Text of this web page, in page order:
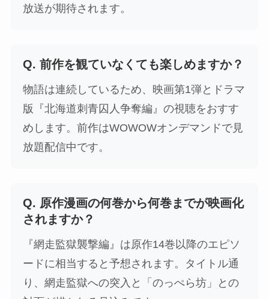
放送が期待されます。
Q. 前作を観ていなくても楽しめますか？
物語は連続しているため、映画第1弾とドラマ
版『北海道刺青囚人争奪編』の視聴をおすす
めします。前作はWOWOWオンデマンドで見
放題配信中です。
Q. 原作漫画の何巻から何巻までが映画化
されますか？
『網走監獄襲撃編』は原作14巻以降のエピソ
ードに相当すると予想されます。タイトル通
り、網走監獄への突入と「のっぺら坊」との